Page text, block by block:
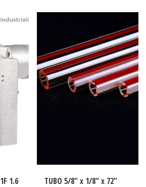
1.6
TUBO 5/8″ x 1/8″ x 72″